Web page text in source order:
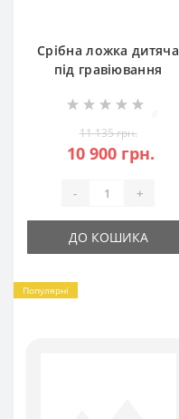
Срібна ложка дитяча
під гравіювання
11 135 грн.
10 900 грн.
- +
ДО КОШИКА
Популярні